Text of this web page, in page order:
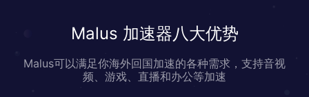
Malus 加速器八大优势
Malus可以满足你海外回国加速的各种需求，支持音视
频、游戏、直播和办公等加速